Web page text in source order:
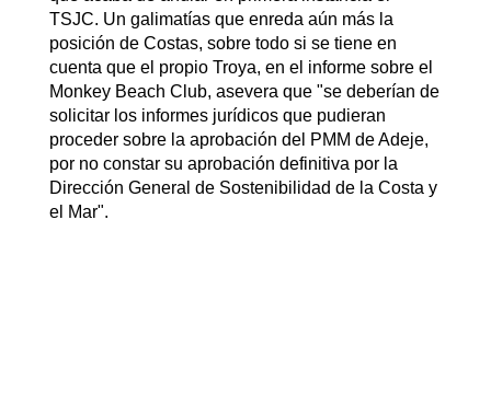
TSJC. Un galimatías que enreda aún más la
posición de Costas, sobre todo si se tiene en
cuenta que el propio Troya, en el informe sobre el
Monkey Beach Club, asevera que "se deberían de
solicitar los informes jurídicos que pudieran
proceder sobre la aprobación del PMM de Adeje,
por no constar su aprobación definitiva por la
Dirección General de Sostenibilidad de la Costa y
el Mar".